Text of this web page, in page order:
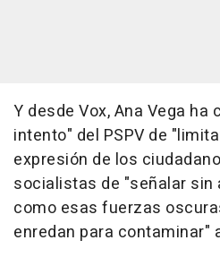
Y desde Vox, Ana Vega
intento" del PSPV de
expresión de los
socialistas de "señalar sin
como esas fuerzas
enredan para contaminar"